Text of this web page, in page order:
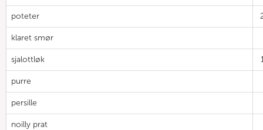
poteter
klaret smør
sjalottløk
purre
persille
noilly prat